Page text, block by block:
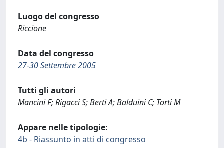
Luogo del congresso
Riccione
Data del congresso
27-30 Settembre 2005
Tutti gli autori
Mancini F; Rigacci S; Berti A; Balduini C; Torti M
Appare nelle tipologie:
4b - Riassunto in atti di congresso